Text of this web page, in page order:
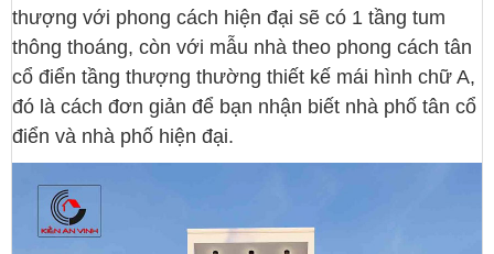
thượng với phong cách hiện đại sẽ có 1 tầng tum
thông thoáng, còn với mẫu nhà theo phong cách tân
cổ điển tầng thượng thường thiết kế mái hình chữ A,
đó là cách đơn giản để bạn nhận biết nhà phố tân cổ
điển và nhà phố hiện đại.